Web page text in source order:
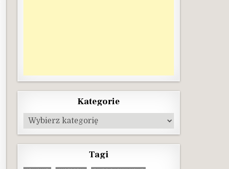
Kategorie
Kategorie
Tagi